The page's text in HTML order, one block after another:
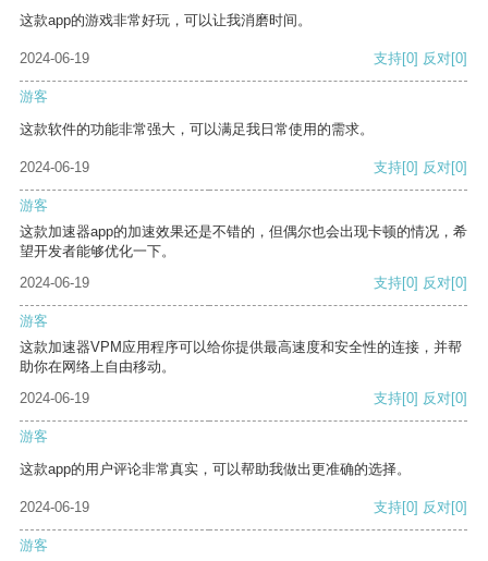
这款app的游戏非常好玩，可以让我消磨时间。
2024-06-19 支持[0] 反对[0]
游客
这款软件的功能非常强大，可以满足我日常使用的需求。
2024-06-19 支持[0] 反对[0]
游客
这款加速器app的加速效果还是不错的，但偶尔也会出现卡顿的情况，希
望开发者能够优化一下。
2024-06-19
支持[0] 反对[0]
游客
这款加速器VPM应用程序可以给你提供最高速度和安全性的连接，并帮
助你在网络上自由移动。
2024-06-19
支持[0] 反对[0]
游客
这款app的用户评论非常真实，可以帮助我做出更准确的选择。
2024-06-19 支持[0] 反对[0]
游客